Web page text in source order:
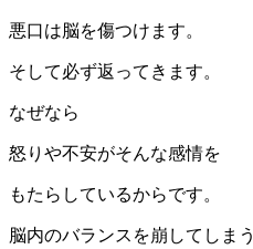
悪口は脳を傷つけます。
そして必ず返ってきます。
なぜなら
怒りや不安がそんな感情を
もたらしているからです。
脳内のバランスを崩してしま